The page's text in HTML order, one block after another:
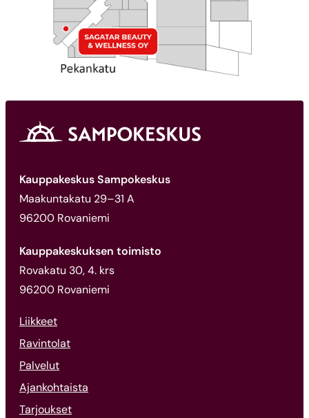
Kauppakeskus Sampokeskus
Maakuntakatu 29–31 A
96200 Rovaniemi
Kauppakeskuksen toimisto
Rovakatu 30, 4. krs
96200 Rovaniemi
Liikkeet
Ravintolat
Palvelut
Ajankohtaista
Tarjoukset